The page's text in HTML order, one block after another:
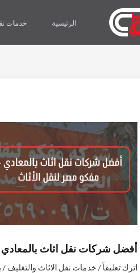
الرئيسية خدمات
أفضل شركات نقل اثاث
اترك تعليقاً / خدمات نقل الاثاث والتغليف /